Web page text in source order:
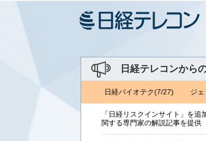
日経テレコンから
トロ地域・分析レポート(8/6) 日経バイオテク(7/27) ジェ
「日経リスクインサイト」を
関する専門家の解説記事を提供